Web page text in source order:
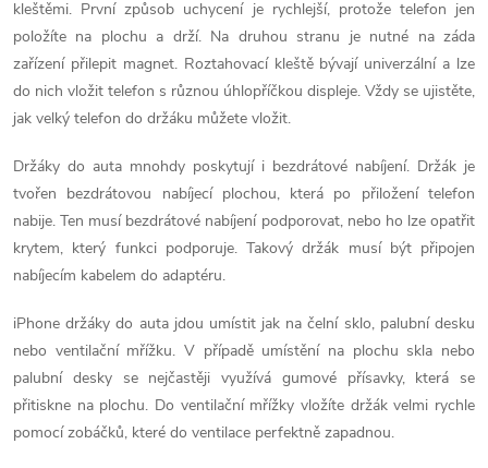
c
í
p
r
v
k
y
v
ý
p
kleštěmi. První způsob uchycení je rychlejší, protože telefon jen
položíte na plochu a drží. Na druhou stranu je nutné na záda
zařízení přilepit magnet. Roztahovací kleště bývají univerzální a lze
do nich vložit telefon s různou úhlopříčkou displeje. Vždy se ujistěte,
jak velký telefon do držáku můžete vložit.
Držáky do auta mnohdy poskytují i bezdrátové nabíjení. Držák je
tvořen bezdrátovou nabíjecí plochou, která po přiložení telefon
nabije. Ten musí bezdrátové nabíjení podporovat, nebo ho lze opatřit
krytem, který funkci podporuje. Takový držák musí být připojen
nabíjecím kabelem do adaptéru.
iPhone držáky do auta jdou umístit jak na čelní sklo, palubní desku
nebo ventilační mřížku. V případě umístění na plochu skla nebo
palubní desky se nejčastěji využívá gumové přísavky, která se
přitiskne na plochu. Do ventilační mřížky vložíte držák velmi rychle
pomocí zobáčků, které do ventilace perfektně zapadnou.